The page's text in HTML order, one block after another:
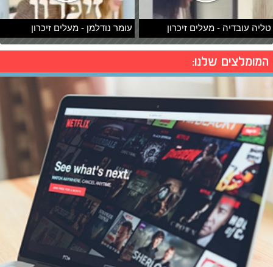
טליה עובדיה - מעלים זיכרון עומר נודלמן - מעלים זיכרון
המומלצים שלנו: